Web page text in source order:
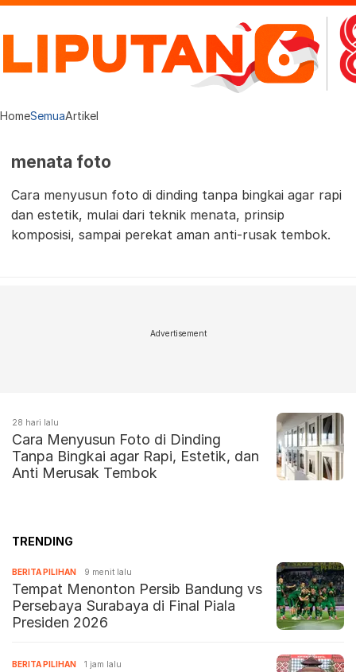
HomeSemuaArtikel
menata foto
Cara menyusun foto di dinding tanpa bingkai agar rapi
dan estetik, mulai dari teknik menata, prinsip
komposisi, sampai perekat aman anti-rusak tembok.
Advertisement
28 hari lalu
Cara Menyusun Foto di Dinding
Tanpa Bingkai agar Rapi, Estetik, dan
Anti Merusak Tembok
TRENDING
BERITA PILIHAN 9 menit lalu
Tempat Menonton Persib Bandung vs
Persebaya Surabaya di Final Piala
Presiden 2026
BERITA PILIHAN 1 jam lalu